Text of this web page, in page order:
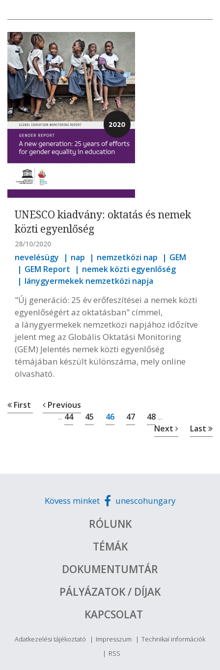
UNESCO kiadvány: oktatás és nemek
közti egyenlőség
28/10/2020
nevelésügy nap nemzetközi nap
GEM
GEM Report
nemek közti egyenlőség
lánygyermekek nemzetközi napja
"Új generáció: 25 év erőfeszítései a nemek közti
egyenlőségért az oktatásban" címmel,
a lánygyermekek nemzetközi napjához időzítve
jelent meg az Globális Oktatási Monitoring
(GEM) Jelentés nemek közti egyenlőség
témájában készült különszáma, mely online
olvasható.
First Previous
... 44 45 46 47 48 ...
Next Last
Kövess minket unescohungary
RÓLUNK
TÉMÁK
DOKUMENTUMTÁR
PÁLYÁZATOK / DÍJAK
KAPCSOLAT
Adatkezelési tájékoztató Impresszum
Technikai információk
RSS